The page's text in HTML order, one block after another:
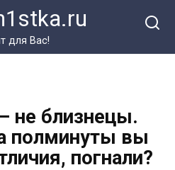
для Вас!
не близнецы.
полминуты вы
погнали?